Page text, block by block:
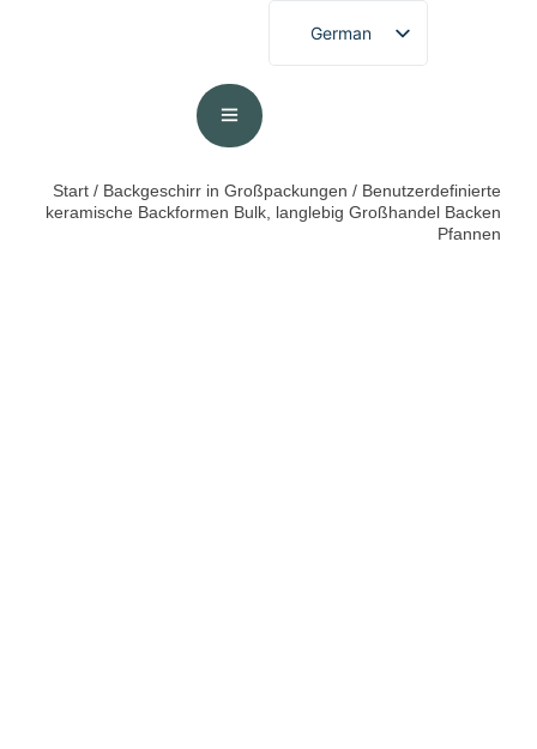
German
English
Portuguese
Start / Backgeschirr in Großpackungen / Benutzerdefinierte
keramische Backformen Bulk, langlebig Großhandel Backen
Pfannen